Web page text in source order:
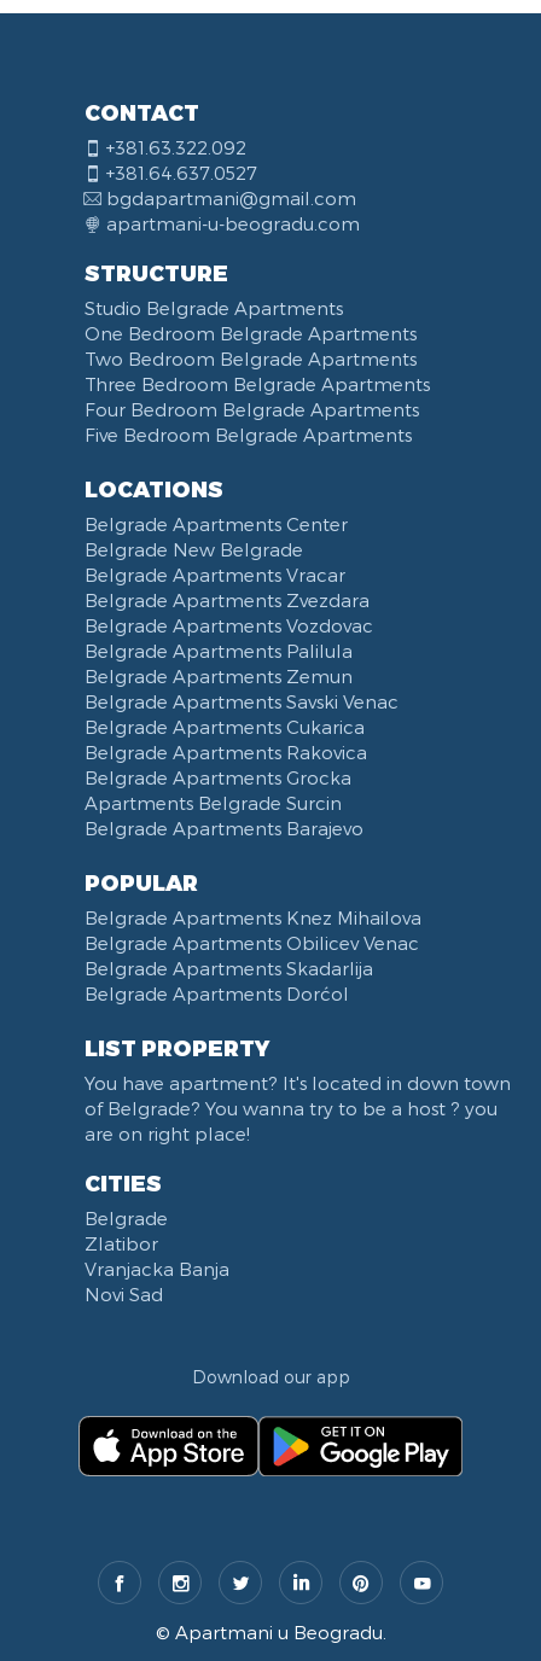
CONTACT
+381.63.322.092
+381.64.637.0527
bgdapartmani@gmail.com
apartmani-u-beogradu.com
STRUCTURE
Studio Belgrade Apartments
One Bedroom Belgrade Apartments
Two Bedroom Belgrade Apartments
Three Bedroom Belgrade Apartments
Four Bedroom Belgrade Apartments
Five Bedroom Belgrade Apartments
LOCATIONS
Belgrade Apartments Center
Belgrade New Belgrade
Belgrade Apartments Vracar
Belgrade Apartments Zvezdara
Belgrade Apartments Vozdovac
Belgrade Apartments Palilula
Belgrade Apartments Zemun
Belgrade Apartments Savski Venac
Belgrade Apartments Cukarica
Belgrade Apartments Rakovica
Belgrade Apartments Grocka
Apartments Belgrade Surcin
Belgrade Apartments Barajevo
POPULAR
Belgrade Apartments Knez Mihailova
Belgrade Apartments Obilicev Venac
Belgrade Apartments Skadarlija
Belgrade Apartments Dorćol
LIST PROPERTY
You have apartment? It's located in down town
of Belgrade? You wanna try to be a host ? you
are on right place!
CITIES
Belgrade
Zlatibor
Vranjacka Banja
Novi Sad
Download our app
© Apartmani u Beogradu